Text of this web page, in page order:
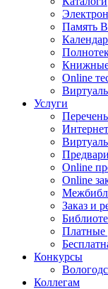
Память
Online
Услуги
Online
Online
Заказ и
Платные
Конкурсы
Коллегам